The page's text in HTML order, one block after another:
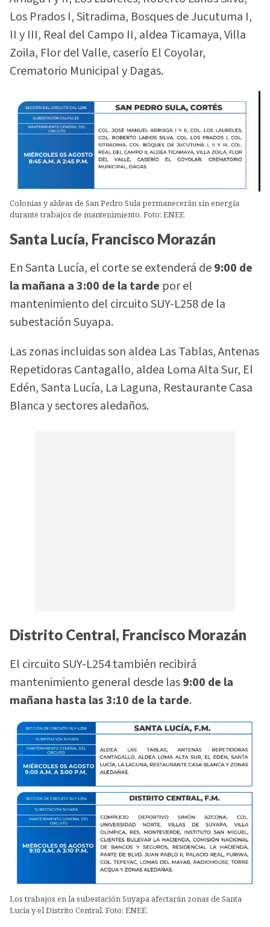
Los Prados I, Sitradima, Bosques de Jucutuma I,
II y III, Real del Campo II, aldea Ticamaya, Villa
Zoila, Flor del Valle, caserío El Coyolar,
Crematorio Municipal y Dagas.
Colonias y aldeas de San Pedro Sula permanecerán sin energía
durante trabajos de mantenimiento. Foto: ENEE
Santa Lucía, Francisco Morazán
En Santa Lucía, el corte se extenderá de9:00 de
la mañana a 3:00 de la tarde por el
mantenimiento del circuito SUY-L258 de la
subestación Suyapa.
Las zonas incluidas son aldea Las Tablas, Antenas
Repetidoras Cantagallo, aldea Loma Alta Sur, El
Edén, Santa Lucía, La Laguna, Restaurante Casa
Blanca y sectores aledaños.
Distrito Central, Francisco Morazán
El circuito SUY-L254 también recibirá
mantenimiento general desde las9:00 de la
mañana hasta las 3:10 de la tarde.
Los trabajos en la subestación Suyapa afectarán zonas de Santa
Lucía y el Distrito Central. Foto: ENEE